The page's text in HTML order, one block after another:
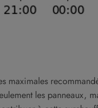
maximales
les panneaux,